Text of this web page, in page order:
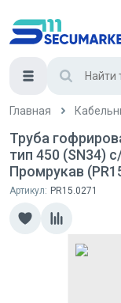
Главная
Труба
тип 450 (SN34)
Промрукав
Артикул: PR15.0271